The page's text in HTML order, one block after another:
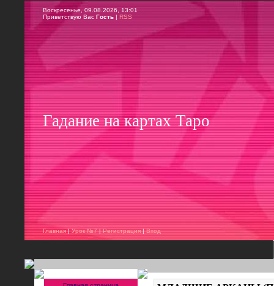
Воскресенье, 09.08.2026, 13:01
Приветствую Вас Гость | RSS
Гадание на картах Таро
Главная|Урок №7|Регистрация|Вход